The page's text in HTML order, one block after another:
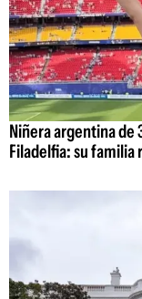
Niñera argentina de
Filadelfia: su familia